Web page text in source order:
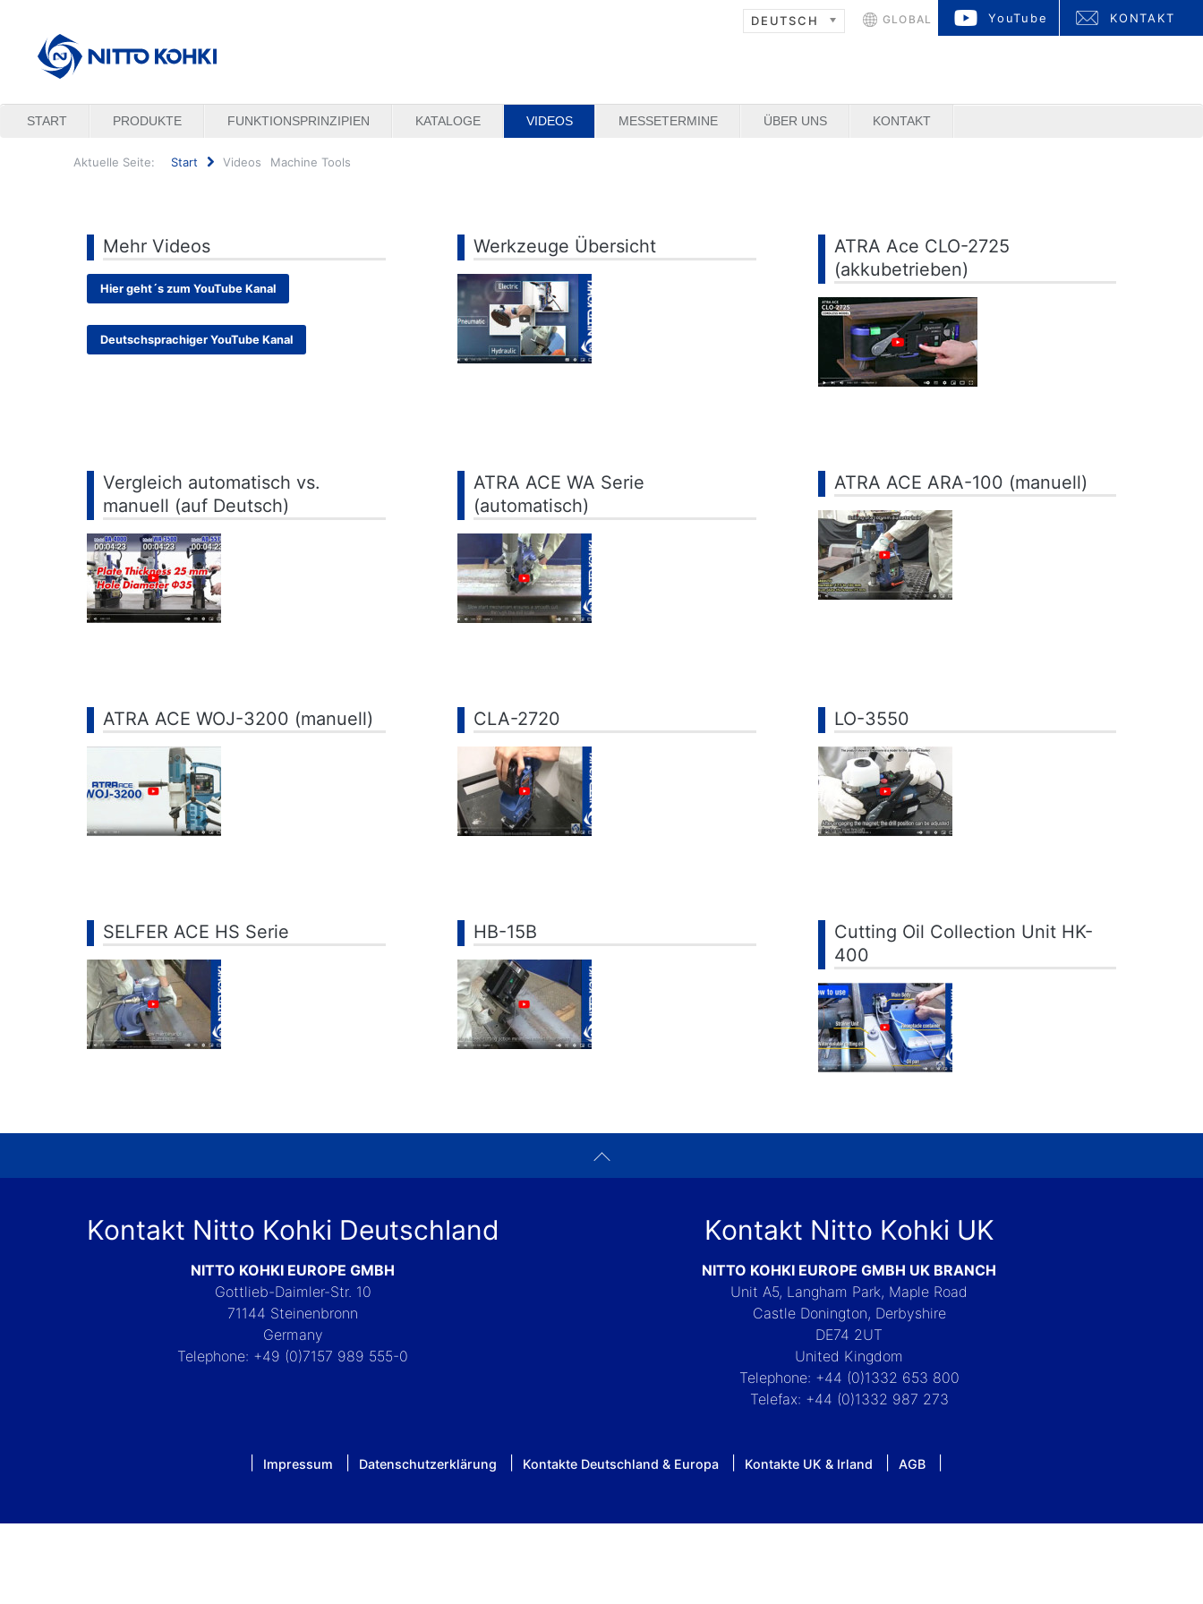
START PRODUKTE FUNKTIONSPRINZIPIEN KATALOGE VIDEOS MESSETERMINE ÜBER UNS KONTAKT
GLOBAL KONTAKT
DEUTSCH YouTube
Aktuelle Seite: Start Videos Machine Tools
Mehr Videos
Hier geht´s zum YouTube Kanal
Deutschsprachiger YouTube Kanal
Werkzeuge Übersicht
ATRA Ace CLO-2725
(akkubetrieben)
Vergleich automatisch vs.
manuell (auf Deutsch)
ATRA ACE WA Serie
(automatisch)
ATRA ACE ARA-100 (manuell)
ATRA ACE WOJ-3200 (manuell) CLA-2720 LO-3550
SELFER ACE HS Serie HB-15B
Cutting Oil Collection Unit HK-
400
Kontakt Nitto Kohki Deutschland
NITTO KOHKI EUROPE GMBH
Gottlieb-Daimler-Str. 10
71144 Steinenbronn
Germany
Telephone: +49 (0)7157 989 555-0
Kontakt Nitto Kohki UK
NITTO KOHKI EUROPE GMBH UK BRANCH
Unit A5, Langham Park, Maple Road
Castle Donington, Derbyshire
DE74 2UT
United Kingdom
Telephone: +44 (0)1332 653 800
Telefax: +44 (0)1332 987 273
Impressum Datenschutzerklärung Kontakte Deutschland & Europa Kontakte UK & Irland AGB